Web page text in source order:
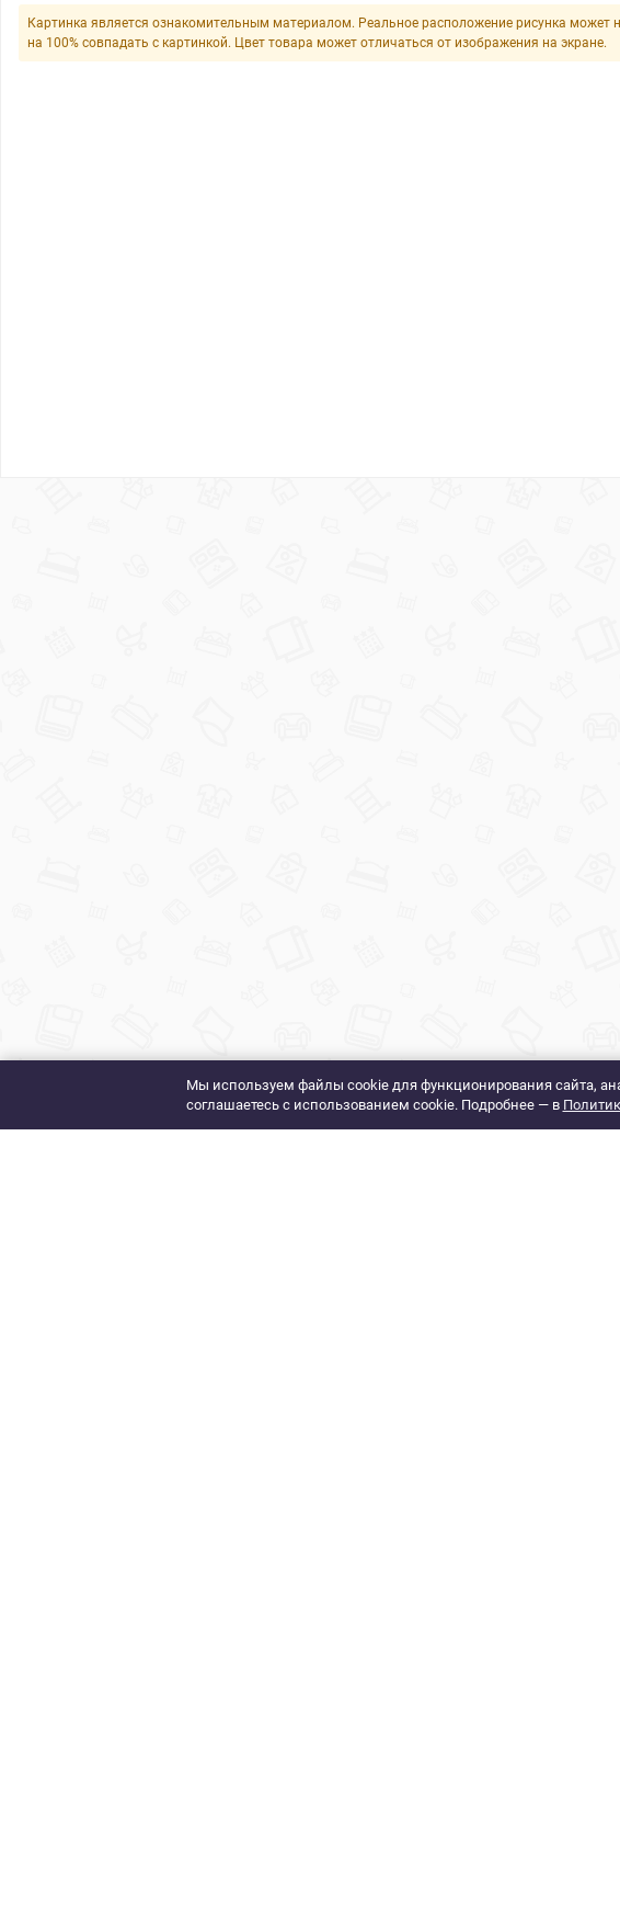
Картинка является ознакомительным материалом. Реальное расположение рисунка может
на 100% совпадать с картинкой. Цвет товара может отличаться от изображения на экране.
Мы используем файлы cookie для функционирования сайта,
соглашаетесь с использованием cookie. Подробнее — в